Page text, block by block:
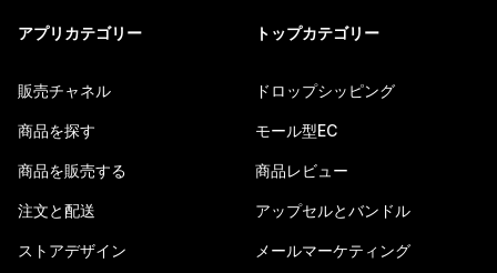
アプリカテゴリー
販売チャネル
商品を探す
商品を販売する
注文と配送
ストアデザイン
トップカテゴリー
ドロップシッピング
モール型EC
商品レビュー
アップセルとバンドル
メールマーケティング